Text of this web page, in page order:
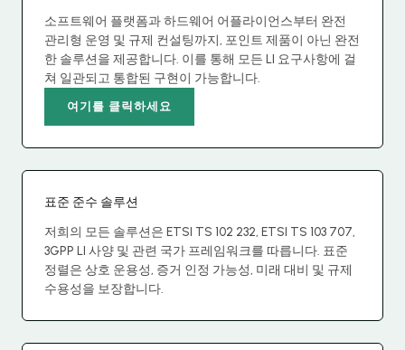
소프트웨어 플랫폼과 하드웨어 어플라이언스부터 완전
관리형 운영 및 규제 컨설팅까지, 포인트 제품이 아닌 완전
한 솔루션을 제공합니다. 이를 통해 모든 LI 요구사항에 걸
쳐 일관되고 통합된 구현이 가능합니다.
여기를 클릭하세요
표준 준수 솔루션
저희의 모든 솔루션은 ETSI TS 102 232, ETSI TS 103 707,
3GPP LI 사양 및 관련 국가 프레임워크를 따릅니다. 표준
정렬은 상호 운용성, 증거 인정 가능성, 미래 대비 및 규제
수용성을 보장합니다.